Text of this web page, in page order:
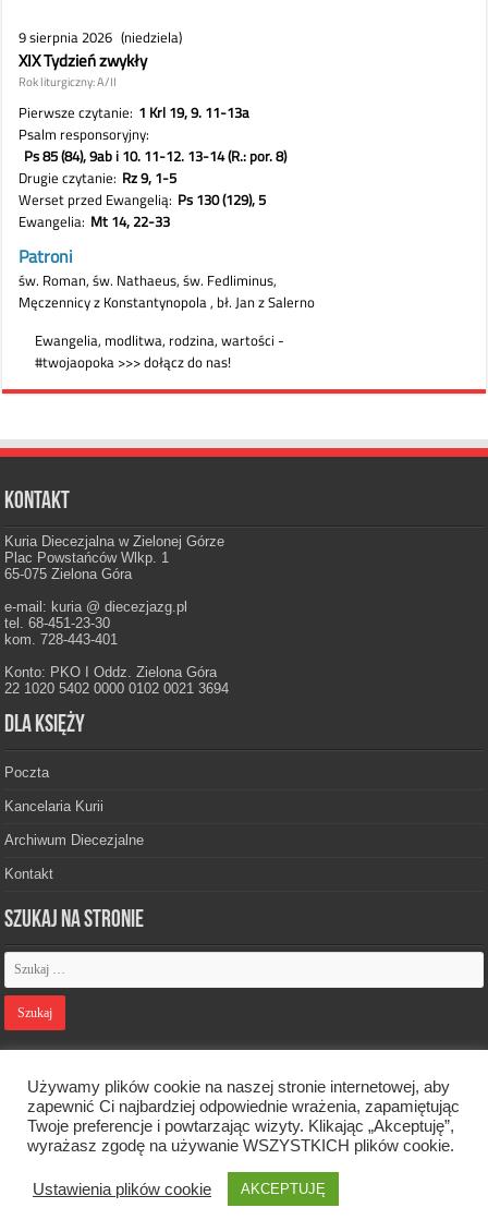
Kontakt
Kuria Diecezjalna w Zielonej Górze
Plac Powstańców Wlkp. 1
65-075 Zielona Góra
e-mail: kuria @ diecezjazg.pl
tel. 68-451-23-30
kom. 728-443-401
Konto: PKO I Oddz. Zielona Góra
22 1020 5402 0000 0102 0021 3694
Dla księży
Poczta
Kancelaria Kurii
Archiwum Diecezjalne
Kontakt
Szukaj na stronie
Designed by Webdawid
Oficjalna strona Diecezji Zielonogórsko-Gorzowskiej. © 2026. Wszelkie
prawa zastrzeżone.
Używamy plików cookie na naszej stronie internetowej, aby
zapewnić Ci najbardziej odpowiednie wrażenia, zapamiętując
Twoje preferencje i powtarzając wizyty. Klikając „Akceptuję”,
wyrażasz zgodę na używanie WSZYSTKICH plików cookie.
Ustawienia plików cookie AKCEPTUJĘ